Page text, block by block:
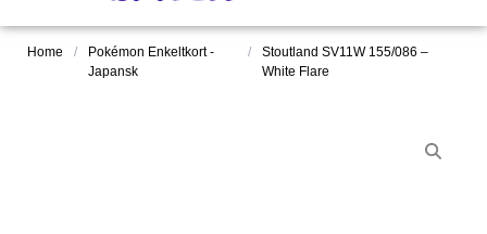
Home /
Pokémon Enkeltkort -
Japansk
/
Stoutland SV11W 155/086 –
White Flare